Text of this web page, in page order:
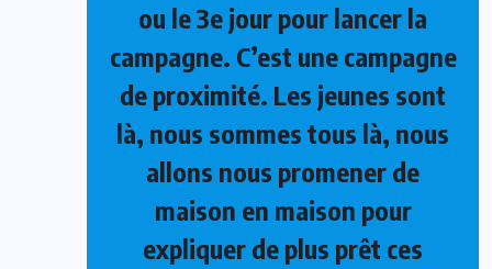
ou le 3e jour pour lancer la
campagne. C’est une campagne
de proximité. Les jeunes sont
là, nous sommes tous là, nous
allons nous promener de
maison en maison pour
expliquer de plus prêt ces